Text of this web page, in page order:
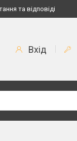
та відповіді
Вхід